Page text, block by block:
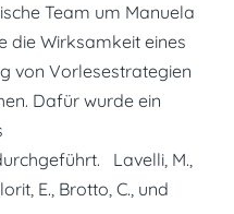
Team um Manuela
die Wirksamkeit eines
von Vorlesestrategien
Dafür wurde ein
Lavelli, M.,
E., Brotto, C., und